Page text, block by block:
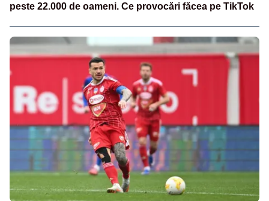
peste 22.000 de oameni. Ce provocări făcea pe TikTok